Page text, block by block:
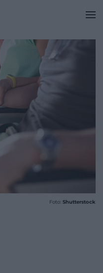
Foto: Shutterstock